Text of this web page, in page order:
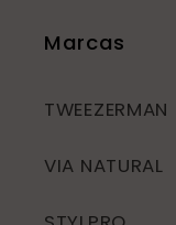
Marcas
TWEEZERMAN
VIA NATURAL